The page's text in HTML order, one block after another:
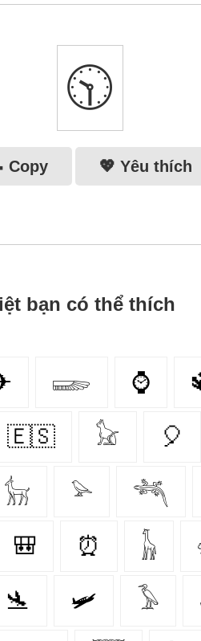
🕥
Copy 💖 Yêu thích
bạn có thể thích
𓆃 ⌚
🇪🇸 𓃠 🎈
𓃴 𓅫 𓆈
🎒 ⏰ 𓃱
🛬 🛩️ 𓅥